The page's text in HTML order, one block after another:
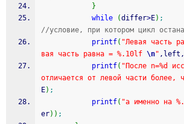
}
while
(differ>E) ;
//условие, при котором цикл
printf( "Левая часть
вая часть равна = %.10lf \n"
printf( "После n=%d
отличается от левой части
E) ;
printf( "а именно на
er) ) ;